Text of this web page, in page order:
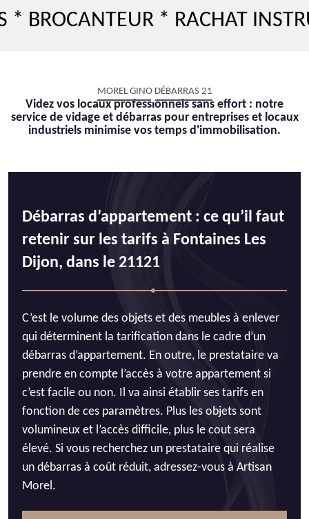
* RACHAT
MOREL GINO DÉBARRAS 21
Videz vos locaux professionnels sans effort : notre
service de vidage et débarras pour entreprises et locaux
industriels minimise vos temps d'immobilisation.
Débarras d’appartement : ce qu’il faut
retenir sur les tarifs à Fontaines Les
Dijon, dans le 21121
C’est le volume des objets et des meubles à enlever
qui déterminent la tarification dans le cadre d’un
débarras d’appartement. En outre, le prestataire va
prendre en compte l’accès à votre appartement si
c’est facile ou non. Il va ainsi établir ses tarifs en
fonction de ces paramètres. Plus les objets sont
volumineux et l’accès difficile, plus le cout sera
élevé. Si vous recherchez un prestataire qui réalise
un débarras à coût réduit, adressez-vous à Artisan
Morel.